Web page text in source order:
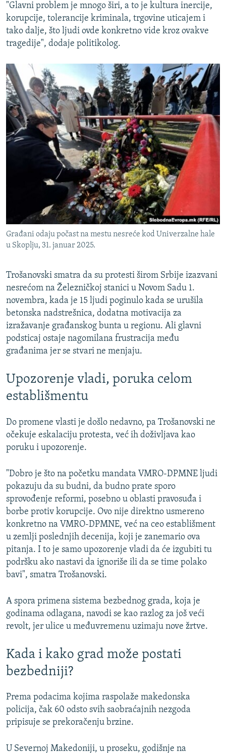
"Glavni problem je mnogo širi, a to je kultura inercije,
korupcije, tolerancije kriminala, trgovine uticajem i
tako dalje, što ljudi ovde konkretno vide kroz ovakve
tragedije", dodaje politikolog.
Građani odaju počast na mestu nesreće kod Univerzalne hale
u Skoplju, 31. januar 2025.
Trošanovski smatra da su protesti širom Srbije izazvani
nesrećom na Železničkoj stanici u Novom Sadu 1.
novembra, kada je 15 ljudi poginulo kada se urušila
betonska nadstrešnica, dodatna motivacija za
izražavanje građanskog bunta u regionu. Ali glavni
podsticaj ostaje nagomilana frustracija među
građanima jer se stvari ne menjaju.
Upozorenje vladi, poruka celom
establišmentu
Do promene vlasti je došlo nedavno, pa Trošanovski ne
očekuje eskalaciju protesta, već ih doživljava kao
poruku i upozorenje.
"Dobro je što na početku mandata VMRO-DPMNE ljudi
pokazuju da su budni, da budno prate sporo
sprovođenje reformi, posebno u oblasti pravosuđa i
borbe protiv korupcije. Ovo nije direktno usmereno
konkretno na VMRO-DPMNE, već na ceo establišment
u zemlji poslednjih decenija, koji je zanemario ova
pitanja. I to je samo upozorenje vladi da će izgubiti tu
podršku ako nastavi da ignoriše ili da se time polako
bavi", smatra Trošanovski.
A spora primena sistema bezbednog grada, koja je
godinama odlagana, navodi se kao razlog za još veći
revolt, jer ulice u međuvremenu uzimaju nove žrtve.
Kada i kako grad može postati
bezbedniji?
Prema podacima kojima raspolaže makedonska
policija, čak 60 odsto svih saobraćajnih nezgoda
pripisuje se prekoračenju brzine.
U Severnoj Makedoniji, u proseku, godišnje na